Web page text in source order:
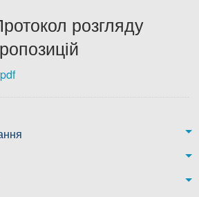
розгляду
– водогін № 1,2